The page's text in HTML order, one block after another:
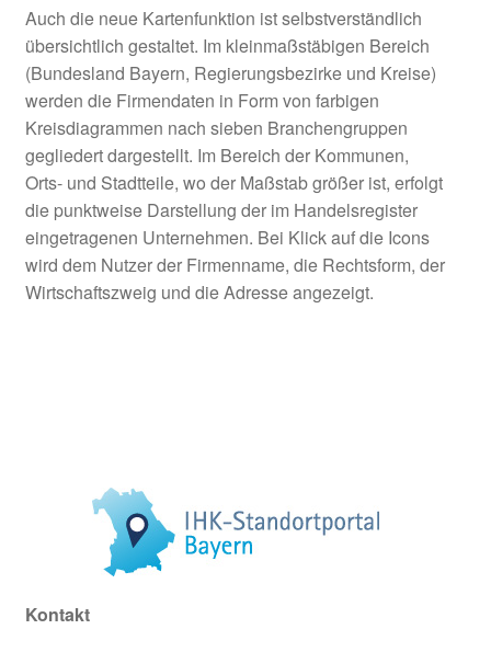
ob der Tauber
Innenentwicklung in ländlichen Räumen
Innenentwicklung und Flächensparen
Innenentwicklungsmaßnahmen
Instrumente und Programme
Interkommunale Gemeinderatssitzung
KULTUR & TOURISMUS
Auch die neue Kartenfunktion ist selbstverständlich
übersichtlich gestaltet. Im kleinmaßstäbigen Bereich
(Bundesland Bayern, Regierungsbezirke und Kreise)
werden die Firmendaten in Form von farbigen
Kreisdiagrammen nach sieben Branchengruppen
gegliedert dargestellt. Im Bereich der Kommunen,
Orts- und Stadtteile, wo der Maßstab größer ist, erfolgt
die punktweise Darstellung der im Handelsregister
eingetragenen Unternehmen. Bei Klick auf die Icons
wird dem Nutzer der Firmenname, die Rechtsform, der
Wirtschaftszweig und die Adresse angezeigt.
Kontakt